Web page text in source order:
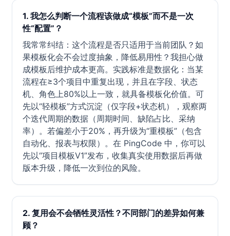
1. 我怎么判断一个流程该做成“模板”而不是一次
性“配置”？
我常常纠结：这个流程是否只适用于当前团队？如
果模板化会不会过度抽象，降低易用性？我担心做
成模板后维护成本更高。实践标准是数据化：当某
流程在≥3个项目中重复出现，并且在字段、状态
机、角色上80%以上一致，就具备模板化价值。可
先以“轻模板”方式沉淀（仅字段+状态机），观察两
个迭代周期的数据（周期时间、缺陷占比、采纳
率）。若偏差小于20%，再升级为“重模板”（包含
自动化、报表与权限）。在 PingCode 中，你可以
先以“项目模板V1”发布，收集真实使用数据后再做
版本升级，降低一次到位的风险。
2. 复用会不会牺牲灵活性？不同部门的差异如何兼
顾？